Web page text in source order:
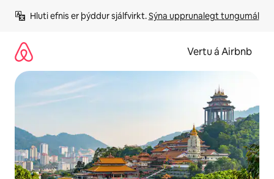
beint
Hluti efnis er þýddur sjálfvirkt. Sýna upprunalegt tungumál
Vertu á Airbnb